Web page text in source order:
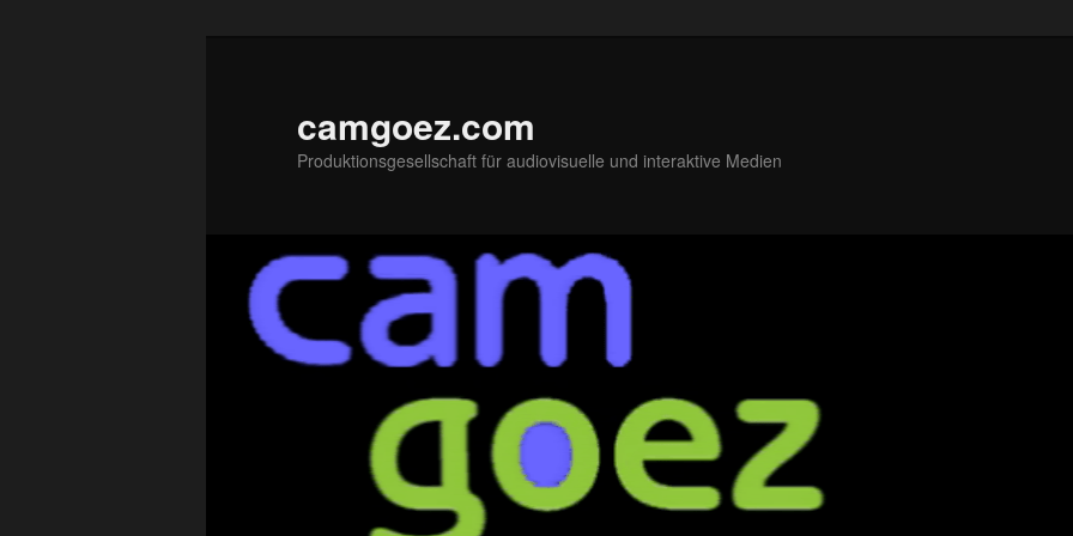
camgoez.com
Produktionsgesellschaft für audiovisuelle und interaktive Medien